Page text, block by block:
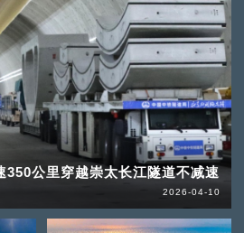
350公里穿越崇太长江隧道不减速
2026-04-10